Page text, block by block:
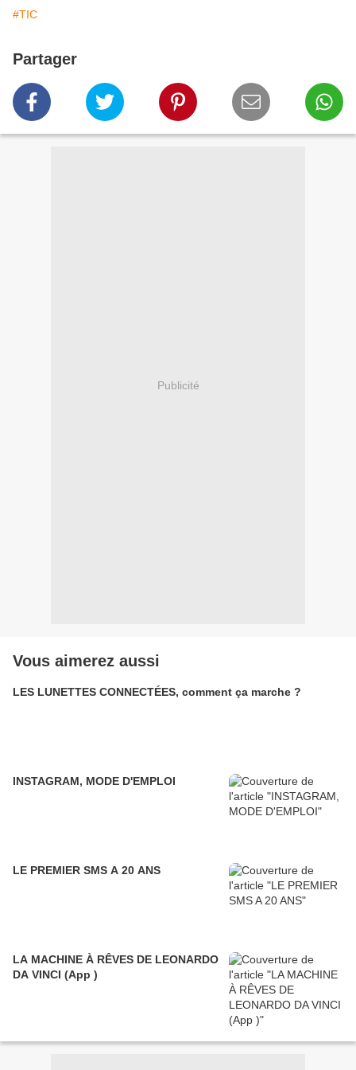
#TIC
Partager
Publicité
Vous aimerez aussi
LES LUNETTES CONNECTÉES, comment ça marche ?
INSTAGRAM, MODE D'EMPLOI
LE PREMIER SMS A 20 ANS
LA MACHINE À RÊVES DE LEONARDO
DA VINCI (App )